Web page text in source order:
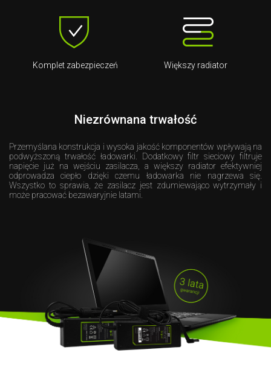
Komplet zabezpieczeń Większy radiator
Niezrównana trwałość
Przemyślana konstrukcja i wysoka jakość komponentów wpływają na
podwyższoną trwałość ładowarki. Dodatkowy filtr sieciowy filtruje
napięcie już na wejściu zasilacza, a większy radiator efektywniej
odprowadza ciepło dzięki czemu ładowarka nie nagrzewa się.
Wszystko to sprawia, że zasilacz jest zdumiewająco wytrzymały i
może pracować bezawaryjnie latami.